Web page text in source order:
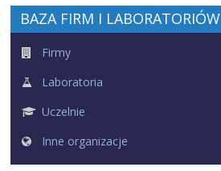
BAZA FIRM I LABORATORIÓW
Firmy
Laboratoria
Uczelnie
Inne organizacje